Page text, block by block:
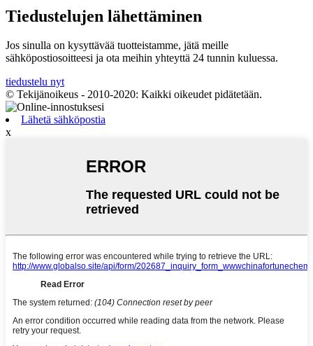
Tiedustelujen lähettäminen
Jos sinulla on kysyttävää tuotteistamme, jätä meille
sähköpostiosoitteesi ja ota meihin yhteyttä 24 tunnin kuluessa.
tiedustelu nyt
© Tekijänoikeus - 2010-2020: Kaikki oikeudet pidätetään.
Lähetä sähköpostia
x